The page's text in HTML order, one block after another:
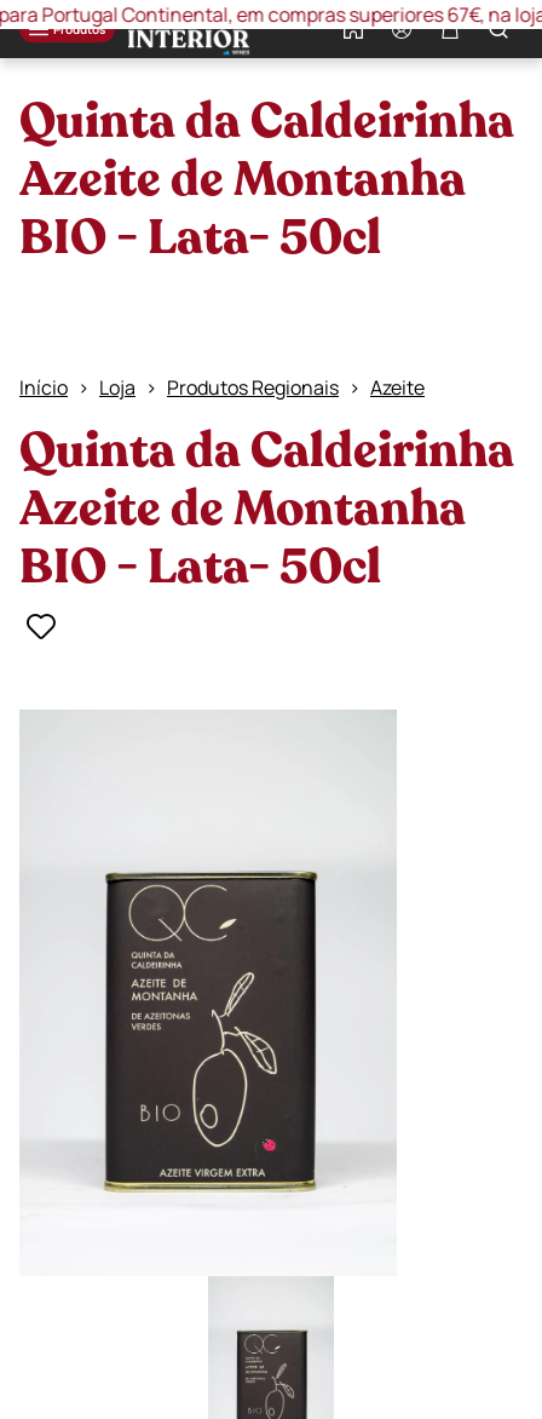
Continental, em compras superiores 67€, na loja
Produtos
0
Quinta da Caldeirinha
Azeite de Montanha
BIO - Lata- 50cl
Início Loja Produtos Regionais Azeite
Quinta da Caldeirinha
Azeite de Montanha
BIO - Lata- 50cl